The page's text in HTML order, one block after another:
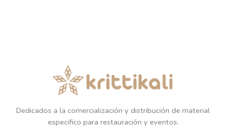
Dedicados a la comercialización y distribución de material
especifico para restauración y eventos.